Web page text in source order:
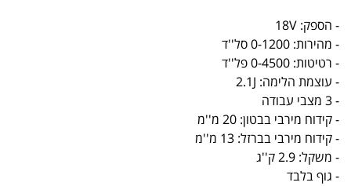
- הספק: 18V
- מהירות: 0-1200 סל''ד
- רטיטות: 0-4500 פל''ד
- עוצמת הלימה: 2.1J
- 3 מצבי עבודה
- קידוח מירבי בבטון: 20 מ''מ
- קידוח מירבי בברזל: 13 מ''מ
- משקל: 2.9 ק''ג
- גוף בלבד